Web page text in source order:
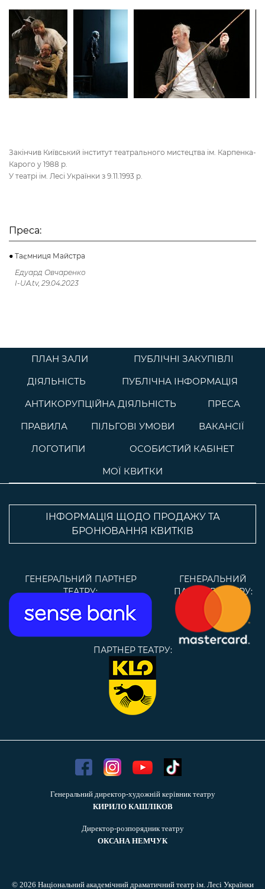
Закінчив Київський інститут театрального мистецтва ім. Карпенка-
Карого у 1988 р.
У театрі ім. Лесі Українки з 9.11.1993 р.
Преса:
Таємниця Майстра
Едуард Овчаренко
I-UA.tv, 29.04.2023
ПЛАН ЗАЛИ
ПУБЛІЧНІ ЗАКУПІВЛІ
ДІЯЛЬНІСТЬ
ПУБЛІЧНА ІНФОРМАЦІЯ
АНТИКОРУПЦІЙНА ДІЯЛЬНІСТЬ
ПРЕСА
ПРАВИЛА
ПІЛЬГОВІ УМОВИ
ВАКАНСІЇ
ЛОГОТИПИ
ОСОБИСТИЙ КАБІНЕТ
МОЇ КВИТКИ
ІНФОРМАЦІЯ ЩОДО ПРОДАЖУ ТА
БРОНЮВАННЯ КВИТКІВ
ГЕНЕРАЛЬНИЙ ПАРТНЕР
ТЕАТРУ:
ГЕНЕРАЛЬНИЙ
ПАРТНЕР ТЕАТРУ:
ПАРТНЕР ТЕАТРУ:
Генеральний директор-художній керівник театру
КИРИЛО КАШЛІКОВ
Директор-розпорядник театру
ОКСАНА НЕМЧУК
© 2026 Національний академічний драматичний театр ім. Лесі Українки